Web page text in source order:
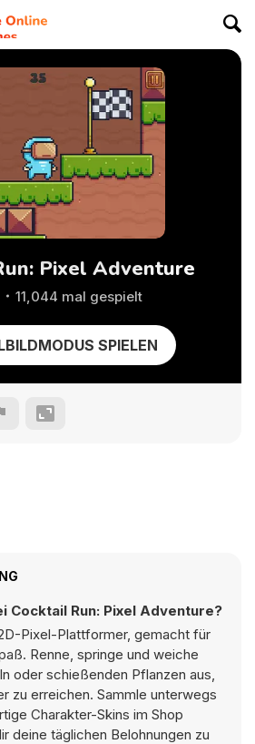
Pixel Adventure
11,044 mal gespielt
SPIELEN
Cocktail Run: Pixel Adventure?
Pixel-Plattformer, gemacht für
Renne, springe und weiche
oder schießenden Pflanzen aus,
zu erreichen. Sammle unterwegs
Charakter-Skins im Shop
deine täglichen Belohnungen zu